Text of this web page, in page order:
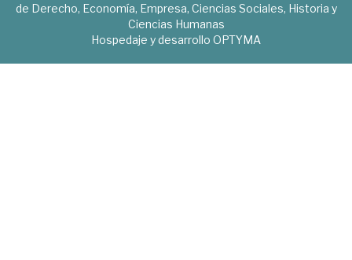
de Derecho, Economía, Empresa, Ciencias Sociales, Historia y
Ciencias Humanas
Hospedaje y desarrollo OPTYMA